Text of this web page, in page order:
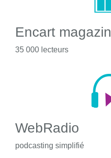
Encart
35 000 lecteurs
WebRadio
podcasting simplifié